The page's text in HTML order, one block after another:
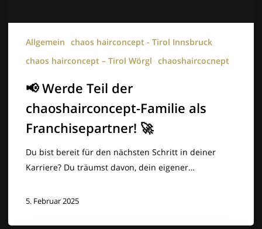
Allgemein chaos hairconcept - Tirol Innsbruck
chaos hairconcept – Tirol Wörgl chaoshaircocnept
📢 Werde Teil der
chaoshairconcept-Familie als
Franchisepartner! 🚀
Du bist bereit für den nächsten Schritt in deiner
Karriere? Du träumst davon, dein eigener…
5. Februar 2025